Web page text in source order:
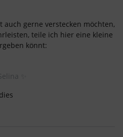
auch gerne verstecken möchten,
teile ich hier eine kleine
könnt:
✨